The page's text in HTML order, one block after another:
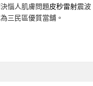
惱人肌膚問題皮秒雷射震波
三民區優質當舖。